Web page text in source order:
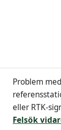
Problem
eller RTK-
Felsök